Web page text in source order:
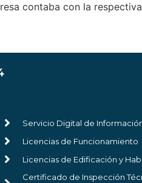
contaba con la
Servicio Digital de
Licencias de Funcionamiento
Licencias de Edificación y
Certificado de Inspección